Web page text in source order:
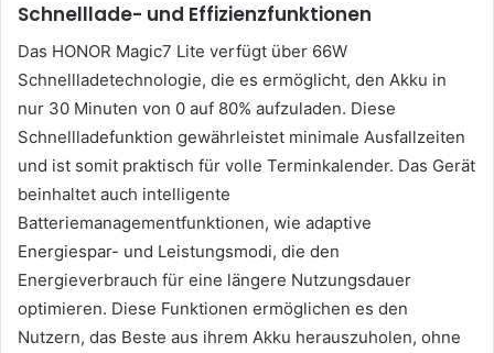
Schnelllade- und Effizienzfunktionen
Das HONOR Magic7 Lite verfügt über 66W
Schnellladetechnologie, die es ermöglicht, den Akku in
nur 30 Minuten von 0 auf 80% aufzuladen. Diese
Schnellladefunktion gewährleistet minimale Ausfallzeiten
und ist somit praktisch für volle Terminkalender. Das Gerät
beinhaltet auch intelligente
Batteriemanagementfunktionen, wie adaptive
Energiespar- und Leistungsmodi, die den
Energieverbrauch für eine längere Nutzungsdauer
optimieren. Diese Funktionen ermöglichen es den
Nutzern, das Beste aus ihrem Akku herauszuholen, ohne